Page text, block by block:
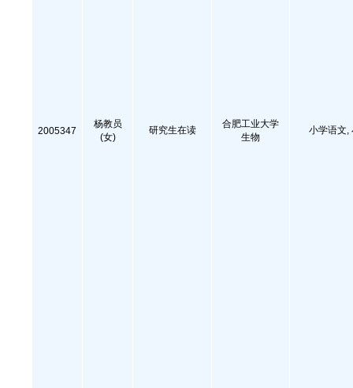
2005347
杨教员
(女)
研究生在读
合肥工业大学
生物
小学语文,